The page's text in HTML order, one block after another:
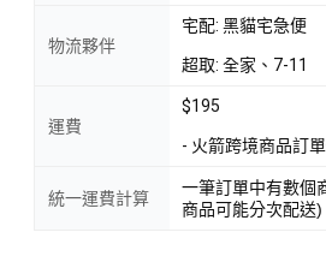
物流夥伴
宅配: 黑貓宅急便
超取: 全家、7-11
運費
$195
- 火箭跨境商品訂
統一運費計算
一筆訂單中有數個
商品可能分次配送)